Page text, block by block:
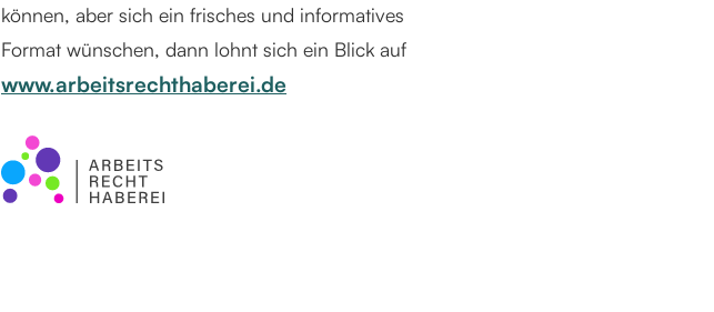
können, aber sich ein frisches und informatives
Format wünschen, dann lohnt sich ein Blick auf
www.arbeitsrechthaberei.de